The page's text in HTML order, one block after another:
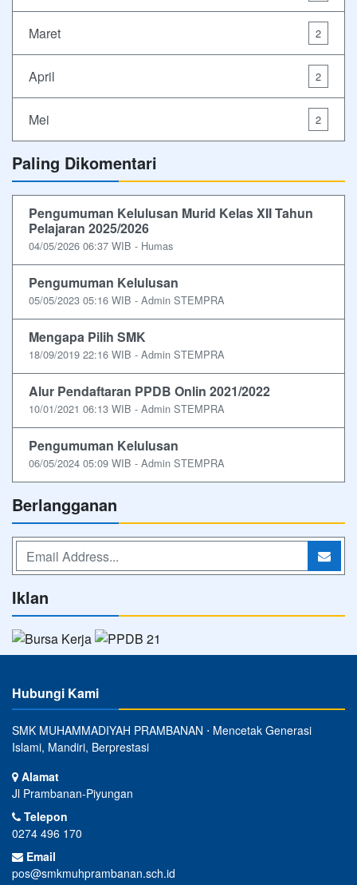
Maret 2
April 2
Mei 2
Paling Dikomentari
Pengumuman Kelulusan Murid Kelas XII Tahun
Pelajaran 2025/2026
04/05/2026 06:37 WIB - Humas
Pengumuman Kelulusan
05/05/2023 05:16 WIB - Admin STEMPRA
Mengapa Pilih SMK
18/09/2019 22:16 WIB - Admin STEMPRA
Alur Pendaftaran PPDB Onlin 2021/2022
10/01/2021 06:13 WIB - Admin STEMPRA
Pengumuman Kelulusan
06/05/2024 05:09 WIB - Admin STEMPRA
Berlangganan
Iklan
Hubungi Kami
SMK MUHAMMADIYAH PRAMBANAN ⋅ Mencetak Generasi
Islami, Mandiri, Berprestasi
Alamat
Jl Prambanan-Piyungan
Telepon
0274 496 170
Email
pos@smkmuhprambanan.sch.id